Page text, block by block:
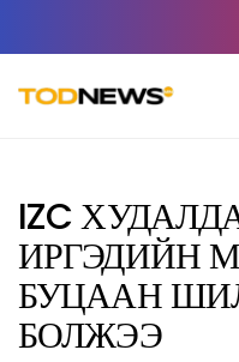
IZC
ИРГЭДИЙН
БУЦААН
БОЛЖЭЭ